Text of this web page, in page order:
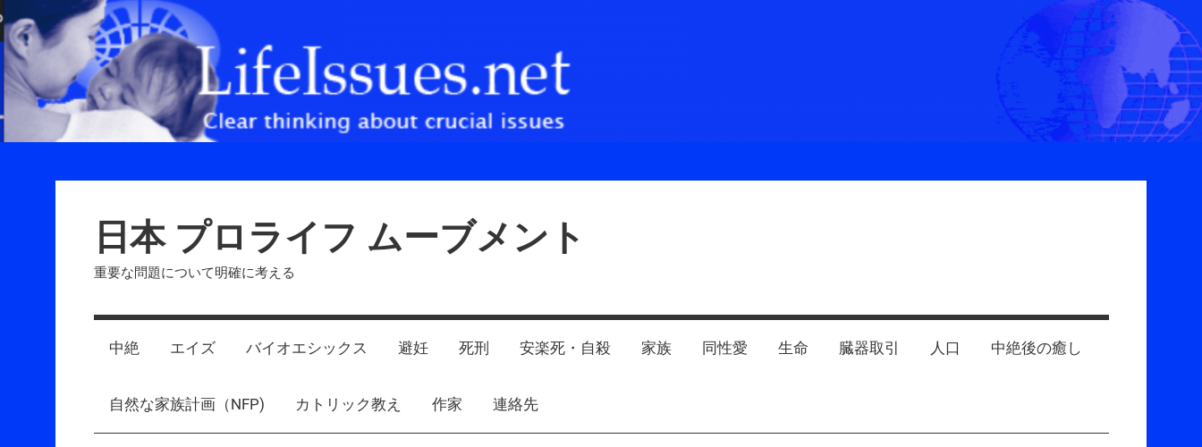
Skip
to
content
日本 プロライフ ムーブメント
重要な問題について明確に考える
中絶 エイズ バイオエシックス 避妊 死刑 安楽死・自殺 家族 同性愛 生命 臓器取引 人口 中絶後の癒し
自然な家族計画（NFP) カトリック教え 作家 連絡先